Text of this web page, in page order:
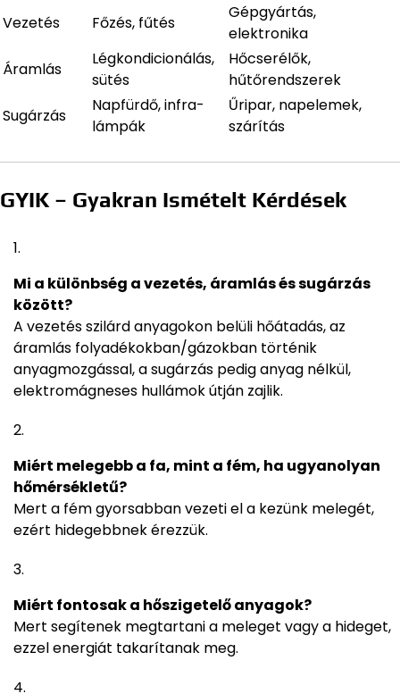
Vezetés
Főzés, fűtés
Gépgyártás,
elektronika
Áramlás
Légkondicionálás,
sütés
Hőcserélők,
hűtőrendszerek
Sugárzás
Napfürdő, infra-
lámpák
Űripar, napelemek,
szárítás
GYIK – Gyakran Ismételt Kérdések
Mi a különbség a vezetés, áramlás és sugárzás
között?
A vezetés szilárd anyagokon belüli hőátadás, az
áramlás folyadékokban/gázokban történik
anyagmozgással, a sugárzás pedig anyag nélkül,
elektromágneses hullámok útján zajlik.
Miért melegebb a fa, mint a fém, ha ugyanolyan
hőmérsékletű?
Mert a fém gyorsabban vezeti el a kezünk melegét,
ezért hidegebbnek érezzük.
Miért fontosak a hőszigetelő anyagok?
Mert segítenek megtartani a meleget vagy a hideget,
ezzel energiát takarítanak meg.